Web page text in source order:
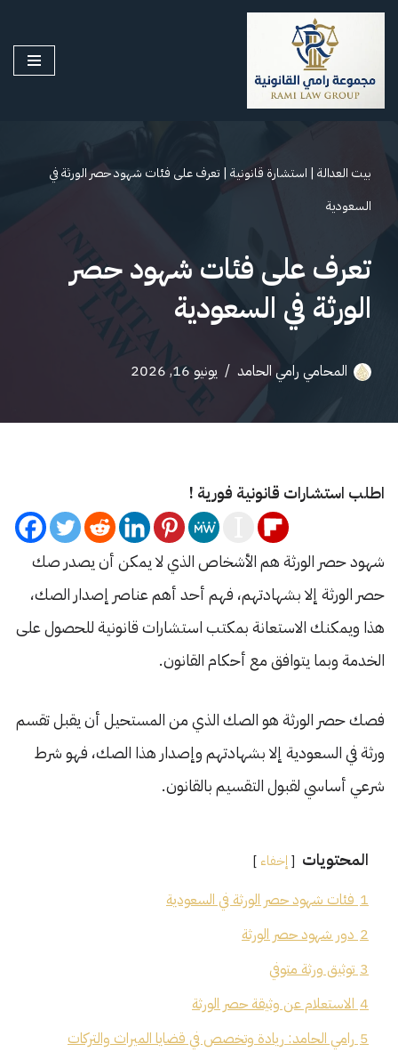
إلى
بيت العدالة | استشارة قانونية | تعرف على فئات شهود حصر الورثة في
السعودية
تعرف على فئات شهود حصر
الورثة في السعودية
المحامي رامي الحامد يونيو 16, 2026
اطلب استشارات قانونية فورية !
شهود حصر الورثة هم الأشخاص الذي لا يمكن أن يصدر صك
حصر الورثة إلا بشهادتهم، فهم أحد أهم عناصر إصدار الصك،
هذا ويمكنك الاستعانة بمكتب استشارات قانونية للحصول على
الخدمة وبما يتوافق مع أحكام القانون.
فصك حصر الورثة هو الصك الذي من المستحيل أن يقبل تقسم
ورثة في السعودية إلا بشهادتهم وإصدار هذا الصك، فهو شرط
شرعي أساسي لقبول التقسيم بالقانون.
المحتويات إخفاء
1 فئات شهود حصر الورثة في السعودية
2 دور شهود حصر الورثة
3 توثيق ورثة متوفي
4 الاستعلام عن وثيقة حصر الورثة
5 رامي الحامد: ريادة وتخصص في قضايا الميراث والتركات